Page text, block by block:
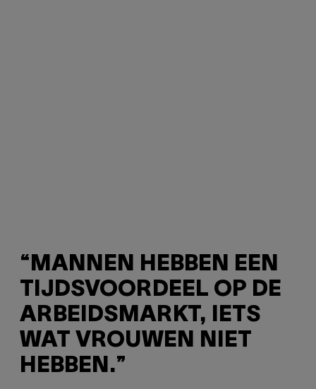
“MANNEN HEBBEN EEN
TIJDSVOORDEEL OP DE
ARBEIDSMARKT, IETS
WAT VROUWEN NIET
HEBBEN.”